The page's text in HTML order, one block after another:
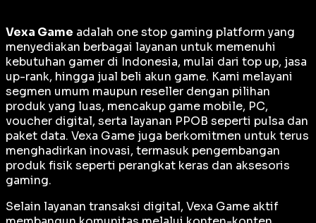
Vexa Game adalah one stop gaming platform yang
menyediakan berbagai layanan untuk memenuhi
kebutuhan gamer di Indonesia, mulai dari top up, jasa
up-rank, hingga jual beli akun game. Kami melayani
segmen umum maupun reseller dengan pilihan
produk yang luas, mencakup game mobile, PC,
voucher digital, serta layanan PPOB seperti pulsa dan
paket data. Vexa Game juga berkomitmen untuk terus
menghadirkan inovasi, termasuk pengembangan
produk fisik seperti perangkat keras dan aksesoris
gaming.
Selain layanan transaksi digital, Vexa Game aktif